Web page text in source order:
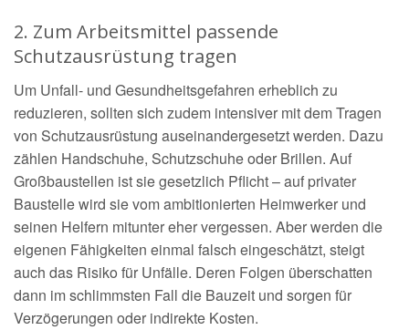
2. Zum Arbeitsmittel passende
Schutzausrüstung tragen
Um Unfall- und Gesundheitsgefahren erheblich zu
reduzieren, sollten sich zudem intensiver mit dem Tragen
von Schutzausrüstung auseinandergesetzt werden. Dazu
zählen Handschuhe, Schutzschuhe oder Brillen. Auf
Großbaustellen ist sie gesetzlich Pflicht – auf privater
Baustelle wird sie vom ambitionierten Heimwerker und
seinen Helfern mitunter eher vergessen. Aber werden die
eigenen Fähigkeiten einmal falsch eingeschätzt, steigt
auch das Risiko für Unfälle. Deren Folgen überschatten
dann im schlimmsten Fall die Bauzeit und sorgen für
Verzögerungen oder indirekte Kosten.